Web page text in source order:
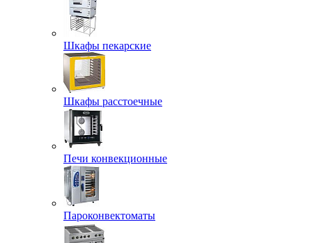
Шкафы пекарские
Шкафы расстоечные
Печи конвекционные
Пароконвектоматы